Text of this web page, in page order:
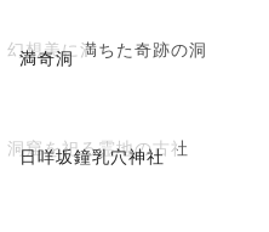
満奇洞
幻想美に満ちた奇跡の洞
日咩坂鐘乳穴神社
洞窟を祀る霊地の古社